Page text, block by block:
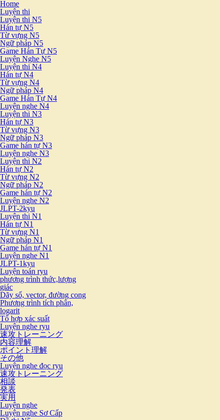
Home
Luyện thi
Luyện thi N5
Hán tự N5
Từ vựng N5
Ngữ pháp N5
Game Hán Tự N5
Luyện Nghe N5
Luyện thi N4
Hán tự N4
Từ vựng N4
Ngữ pháp N4
Game Hán Tự N4
Luyện nghe N4
Luyện thi N3
Hán tự N3
Từ vựng N3
Ngữ pháp N3
Game hán tự N3
Luyện nghe N3
Luyện thi N2
Hán tự N2
Từ vựng N2
Ngữ pháp N2
Game hán tự N2
Luyện nghe N2
JLPT-2kyu
Luyện thi N1
Hán tự N1
Từ vựng N1
Ngữ pháp N1
Game hán tự N1
Luyện nghe N1
JLPT-1kyu
Luyện toán ryu
phương trình thức,lượng
giác
Dãy số, vector, đường cong
Phương trình tích phân,
logarit
Tổ hợp xác suất
Luyện nghe ryu
速攻トレーニング
内容理解
ポイント理解
その他
Luyện nghe đọc ryu
速攻トレーニング
相談
発表
実用
Luyện nghe
Luyện nghe Sơ Cấp